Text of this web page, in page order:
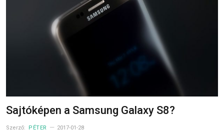
Sajtóképen a Samsung Galaxy S8?
Szerző: PÉTER 2017-01-28